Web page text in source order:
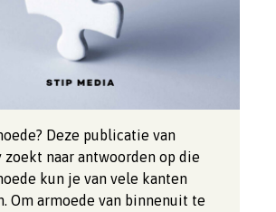
Deze publicatie van
zoekt naar antwoorden op die
kun je van vele kanten
Om armoede van binnenuit te